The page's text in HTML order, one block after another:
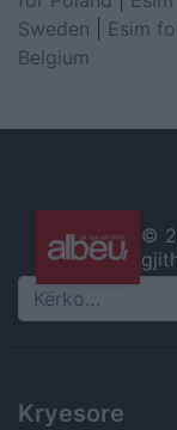
Sweden
Esim
Belgium
©
Search
Kryesore